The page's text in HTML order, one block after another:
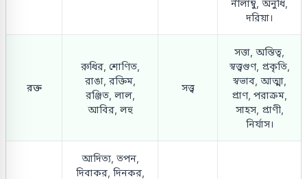
নীলাম্বু, অনুধি,
দরিয়া।
রক্ত
রুধির, শোণিত,
রাঙা, রক্তিম,
রঞ্জিত, লাল,
আবির, লহু
সত্ত্ব
সত্তা, অস্তিত্ব,
স্বত্ত্বগুণ, প্রকৃতি,
স্বভাব, আত্মা,
প্রাণ, পরাক্রম,
সাহস, প্রাণী,
নির্যাস।
আদিত্য, তপন,
দিবাকর, দিনকর,